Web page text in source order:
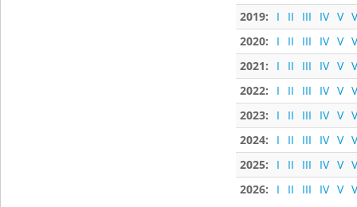
2019:
I II III IV V
2020:
I II III IV V
2021:
I II III IV V
2022:
I II III IV V
2023:
I II III IV V
2024:
I II III IV V
2025:
I II III IV V
2026:
I II III IV V